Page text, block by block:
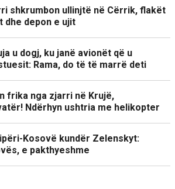
shkrumbon ullinjtë në Cërrik, flakët
dhe depon e ujit
u dogj, ku janë avionët që u
Rama, do të të marrë deti
frika nga zjarri në Krujë,
Ndërhyn ushtria me helikopter
Kosovë kundër Zelenskyt:
e pakthyeshme